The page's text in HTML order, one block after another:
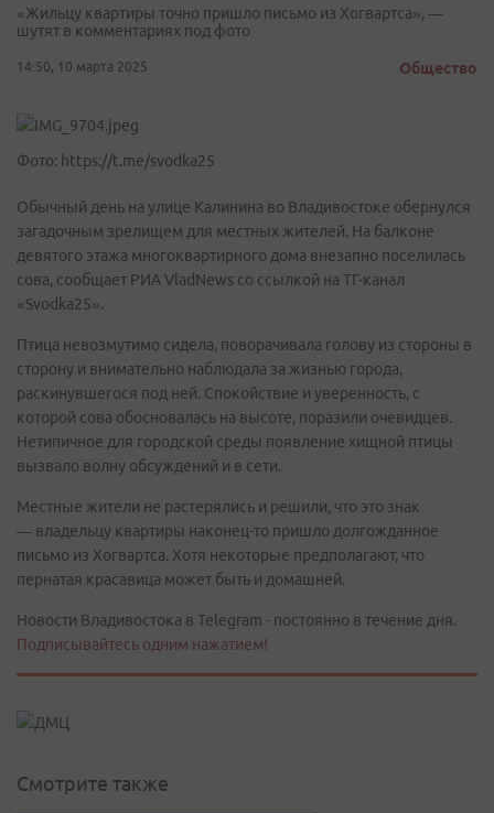
«Жильцу квартиры точно пришло письмо из Хогвартса», —
шутят в комментариях под фото
14:50, 10 марта 2025 Общество
Фото: https://t.me/svodka25
Обычный день на улице Калинина во Владивостоке обернулся
загадочным зрелищем для местных жителей. На балконе
девятого этажа многоквартирного дома внезапно поселилась
сова, сообщает РИА VladNews со ссылкой на ТГ-канал
«Svodka25».
Птица невозмутимо сидела, поворачивала голову из стороны в
сторону и внимательно наблюдала за жизнью города,
раскинувшегося под ней. Спокойствие и уверенность, с
которой сова обосновалась на высоте, поразили очевидцев.
Нетипичное для городской среды появление хищной птицы
вызвало волну обсуждений и в сети.
Местные жители не растерялись и решили, что это знак
— владельцу квартиры наконец-то пришло долгожданное
письмо из Хогвартса. Хотя некоторые предполагают, что
пернатая красавица может быть и домашней.
Новости Владивостока в Telegram - постоянно в течение дня.
Подписывайтесь одним нажатием!
Смотрите также